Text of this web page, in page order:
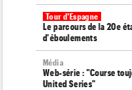
Tour d'Espagne
Le parcours de la 20e
d'éboulements
Média
Web-série : "Course
United Series"